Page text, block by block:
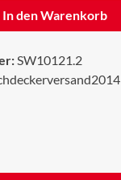
In den Warenkorb
SW10121.2